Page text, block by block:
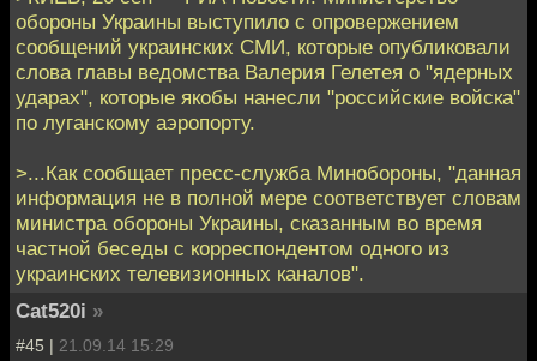
обороны Украины выступило с опровержением
сообщений украинских СМИ, которые опубликовали
слова главы ведомства Валерия Гелетея о "ядерных
ударах", которые якобы нанесли "российские войска"
по луганскому аэропорту.
>...Как сообщает пресс-служба Минобороны, "данная
информация не в полной мере соответствует словам
министра обороны Украины, сказанным во время
частной беседы с корреспондентом одного из
украинских телевизионных каналов".
Cat520i »
#45 | 21.09.14 15:29